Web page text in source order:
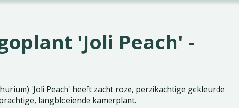
'Joli Peach' -
'Joli Peach' heeft zacht roze, perzikachtige gekleurde
langbloeiende kamerplant.